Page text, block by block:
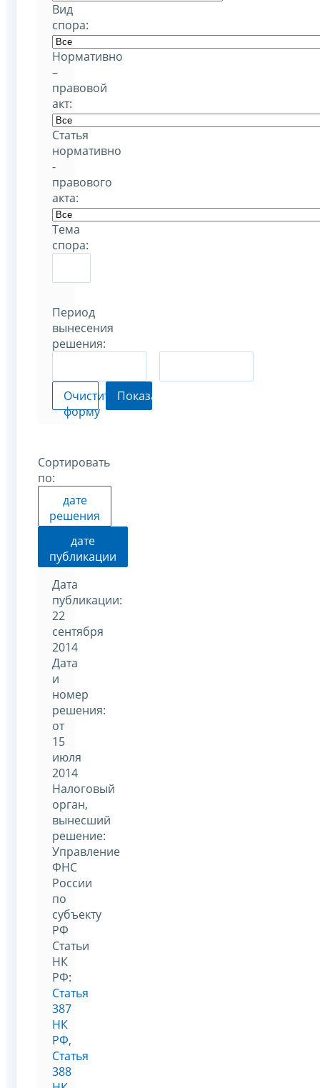
Вид
спора:
Нормативно
–
правовой
акт:
Статья
нормативно
-
правового
акта:
Тема
спора:
Период
вынесения
решения:
Очистить
форму
Показать
Сортировать
по:
дате
решения
дате
публикации
Дата
публикации:
22
сентября
2014
Дата
и
номер
решения:
от
15
июля
2014
Налоговый
орган,
вынесший
решение:
Управление
ФНС
России
по
субъекту
РФ
Статьи
НК
РФ:
Статья
387
НК
РФ,
Статья
388